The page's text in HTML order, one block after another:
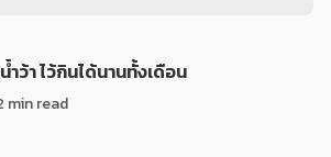
ว้า ไว้กินได้นานทั้งเดือน
min read